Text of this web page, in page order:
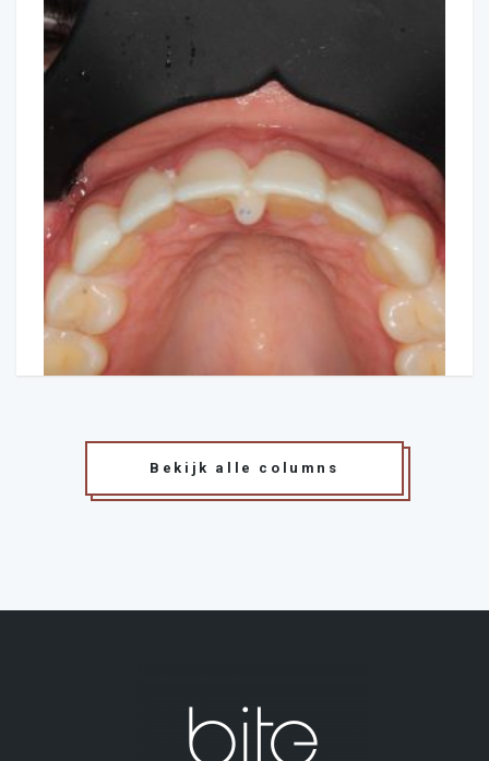
Bekijk alle columns